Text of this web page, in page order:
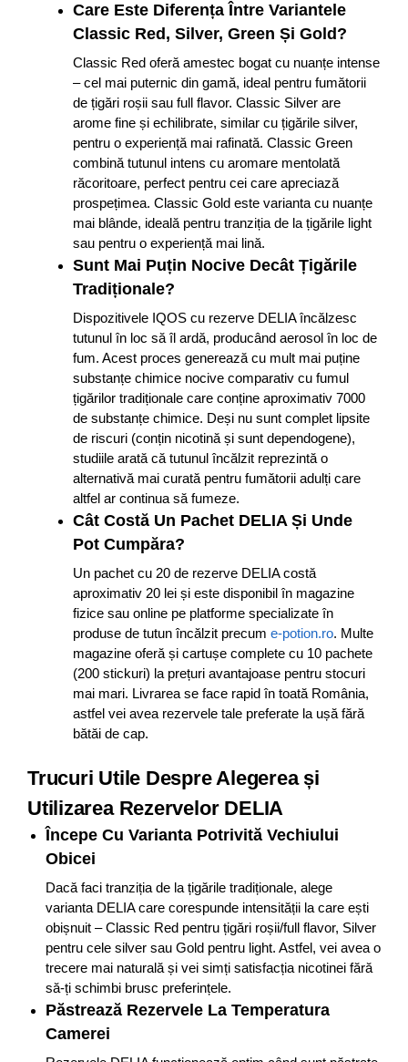
Care Este Diferența Între Variantele
Classic Red, Silver, Green Și Gold?
Classic Red oferă amestec bogat cu nuanțe intense
– cel mai puternic din gamă, ideal pentru fumătorii
de țigări roșii sau full flavor. Classic Silver are
arome fine și echilibrate, similar cu țigările silver,
pentru o experiență mai rafinată. Classic Green
combină tutunul intens cu aromare mentolată
răcoritoare, perfect pentru cei care apreciază
prospețimea. Classic Gold este varianta cu nuanțe
mai blânde, ideală pentru tranziția de la țigările light
sau pentru o experiență mai lină.
Sunt Mai Puțin Nocive Decât Țigările
Tradiționale?
Dispozitivele IQOS cu rezerve DELIA încălzesc
tutunul în loc să îl ardă, producând aerosol în loc de
fum. Acest proces generează cu mult mai puține
substanțe chimice nocive comparativ cu fumul
țigărilor tradiționale care conține aproximativ 7000
de substanțe chimice. Deși nu sunt complet lipsite
de riscuri (conțin nicotină și sunt dependogene),
studiile arată că tutunul încălzit reprezintă o
alternativă mai curată pentru fumătorii adulți care
altfel ar continua să fumeze.
Cât Costă Un Pachet DELIA Și Unde
Pot Cumpăra?
Un pachet cu 20 de rezerve DELIA costă
aproximativ 20 lei și este disponibil în magazine
fizice sau online pe platforme specializate în
produse de tutun încălzit precum e-potion.ro. Multe
magazine oferă și cartușe complete cu 10 pachete
(200 stickuri) la prețuri avantajoase pentru stocuri
mai mari. Livrarea se face rapid în toată România,
astfel vei avea rezervele tale preferate la ușă fără
bătăi de cap.
Trucuri Utile Despre Alegerea și
Utilizarea Rezervelor DELIA
Începe Cu Varianta Potrivită Vechiului
Obicei
Dacă faci tranziția de la țigările tradiționale, alege
varianta DELIA care corespunde intensității la care ești
obișnuit – Classic Red pentru țigări roșii/full flavor, Silver
pentru cele silver sau Gold pentru light . Astfel, vei avea o
trecere mai naturală și vei simți satisfacția nicotinei fără
să-ți schimbi brusc preferințele.
Păstrează Rezervele La Temperatura
Camerei